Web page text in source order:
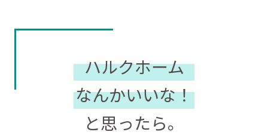
ハルクホーム
なんかいいな！
と思ったら。